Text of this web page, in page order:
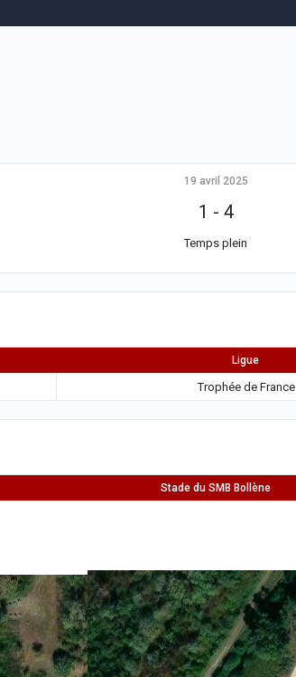
19 avril 2025
1 - 4
Temps plein
Ligue
Trophée de France
Stade du SMB Bollène